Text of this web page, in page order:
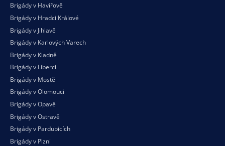
Brigády v Havířově
Brigády v Hradci Králové
Brigády v Jihlavě
Brigády v Karlových Varech
Brigády v Kladně
Brigády v Liberci
Brigády v Mostě
Brigády v Olomouci
Brigády v Opavě
Brigády v Ostravě
Brigády v Pardubicích
Brigády v Plzni